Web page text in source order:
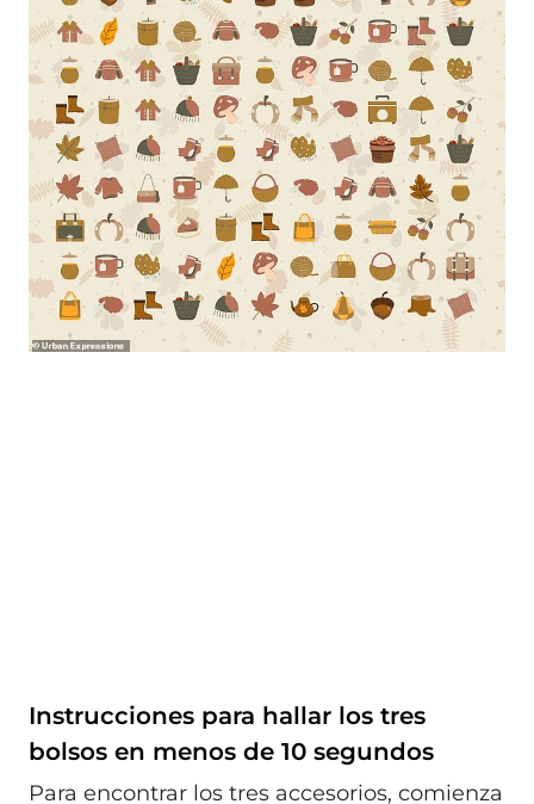
Instrucciones para hallar los tres
bolsos en menos de 10 segundos
Para encontrar los tres accesorios, comienza